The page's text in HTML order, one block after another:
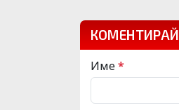
КОМЕНТИРАЙ
Име*